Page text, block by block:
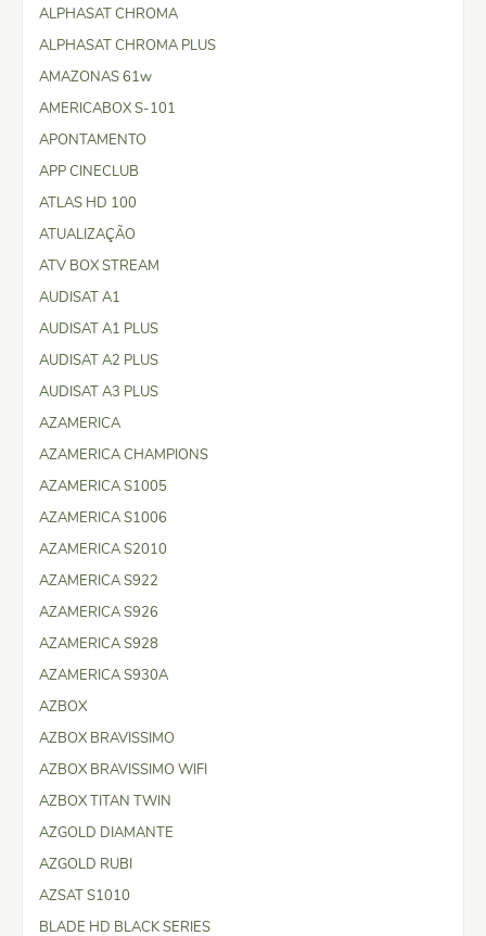
ALPHASAT CHROMA
ALPHASAT CHROMA PLUS
AMAZONAS 61w
AMERICABOX S-101
APONTAMENTO
APP CINECLUB
ATLAS HD 100
ATUALIZAÇÃO
ATV BOX STREAM
AUDISAT A1
AUDISAT A1 PLUS
AUDISAT A2 PLUS
AUDISAT A3 PLUS
AZAMERICA
AZAMERICA CHAMPIONS
AZAMERICA S1005
AZAMERICA S1006
AZAMERICA S2010
AZAMERICA S922
AZAMERICA S926
AZAMERICA S928
AZAMERICA S930A
AZBOX
AZBOX BRAVISSIMO
AZBOX BRAVISSIMO WIFI
AZBOX TITAN TWIN
AZGOLD DIAMANTE
AZGOLD RUBI
AZSAT S1010
BLADE HD BLACK SERIES